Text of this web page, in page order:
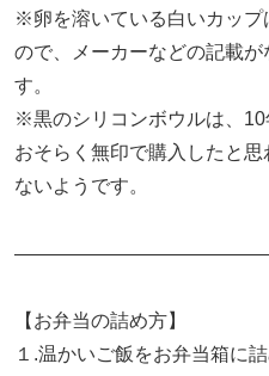
※卵を溶いている白いカップ
ので、メーカーなどの記載
す。
※黒のシリコンボウルは、10
おそらく無印で購入したと
ないようです。
【お弁当の詰め方】
１.温かいご飯をお弁当箱に